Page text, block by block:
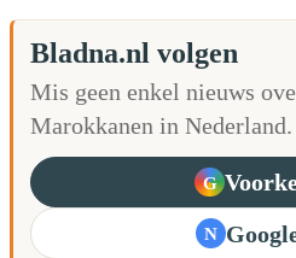
Bladna.nl volgen
Mis geen enkel nieuws
Marokkanen in Nederland.
G
N